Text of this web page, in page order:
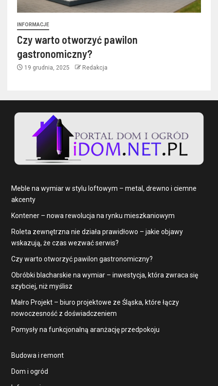
INFORMACJE
Czy warto otworzyć pawilon
gastronomiczny?
19 grudnia, 2025 Redakcja
Meble na wymiar w stylu loftowym – metal, drewno i ciemne
akcenty
Kontener – nowa rewolucja na rynku mieszkaniowym
Roleta zewnętrzna nie działa prawidłowo – jakie objawy
wskazują, że czas wezwać serwis?
Czy warto otworzyć pawilon gastronomiczny?
Obróbki blacharskie na wymiar – inwestycja, która zwraca się
szybciej, niż myślisz
Małro Projekt – biuro projektowe ze Śląska, które łączy
nowoczesność z doświadczeniem
Pomysły na funkcjonalną aranżację przedpokoju
Budowa i remont
Dom i ogród